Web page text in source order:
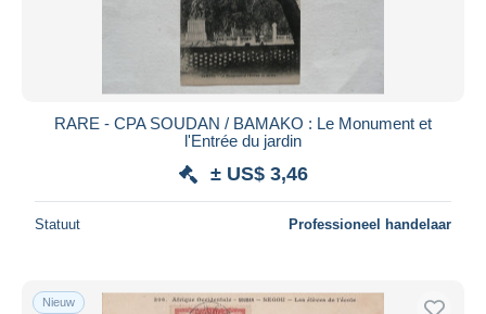
RARE - CPA SOUDAN / BAMAKO : Le Monument et
l'Entrée du jardin
± US$ 3,46
Statuut Professioneel handelaar
Nieuw